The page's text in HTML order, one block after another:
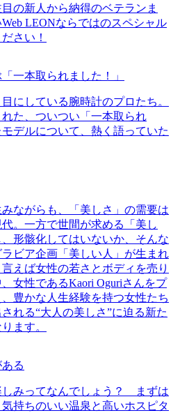
の新人から納得のベテランま
LEONならではのスペシャル
さい！
一本取られました！」
にしている腕時計のプロたち。
た、ついつい「一本取られ
デルについて、熱く語っていた
ながらも、「美しさ」の需要は
。一方で世間が求める「美し
形骸化してはいないか、そんな
ビア企画「美しい人」が生まれ
えば女性の若さとボディを売り
女性であるKaori Oguriさんをプ
豊かな人生経験を持つ女性たち
れる“大人の美しさ”に迫る新た
ます。
る
しみってなんでしょう？ まずは
持ちのいい温泉と高いホスピタ